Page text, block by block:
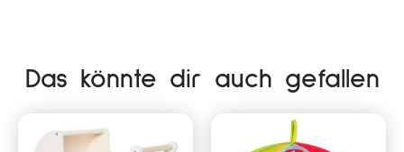
Das könnte dir auch gefallen